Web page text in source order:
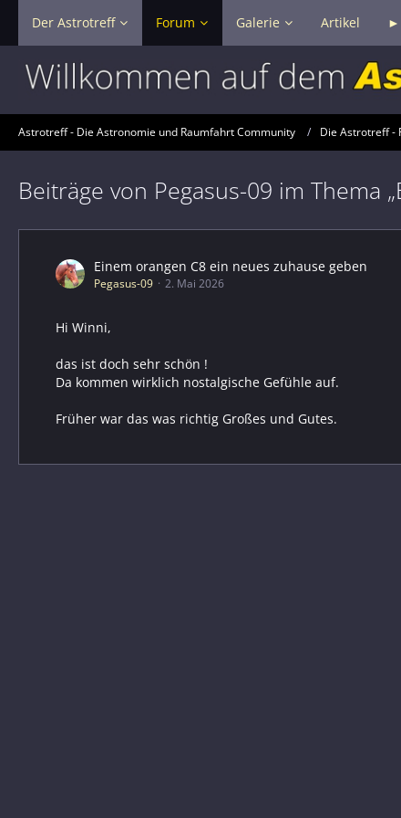
Der Astrotreff Forum Galerie Artikel ►
Astrotreff - Die Astronomie und Raumfahrt Community Die Astrotreff -
Beiträge von Pegasus-09 im Thema
Einem orangen C8 ein neues zuhause geben
Pegasus-09 2. Mai 2026
Hi Winni,
das ist doch sehr schön !
Da kommen wirklich nostalgische Gefühle auf.
Früher war das was richtig Großes und Gutes.